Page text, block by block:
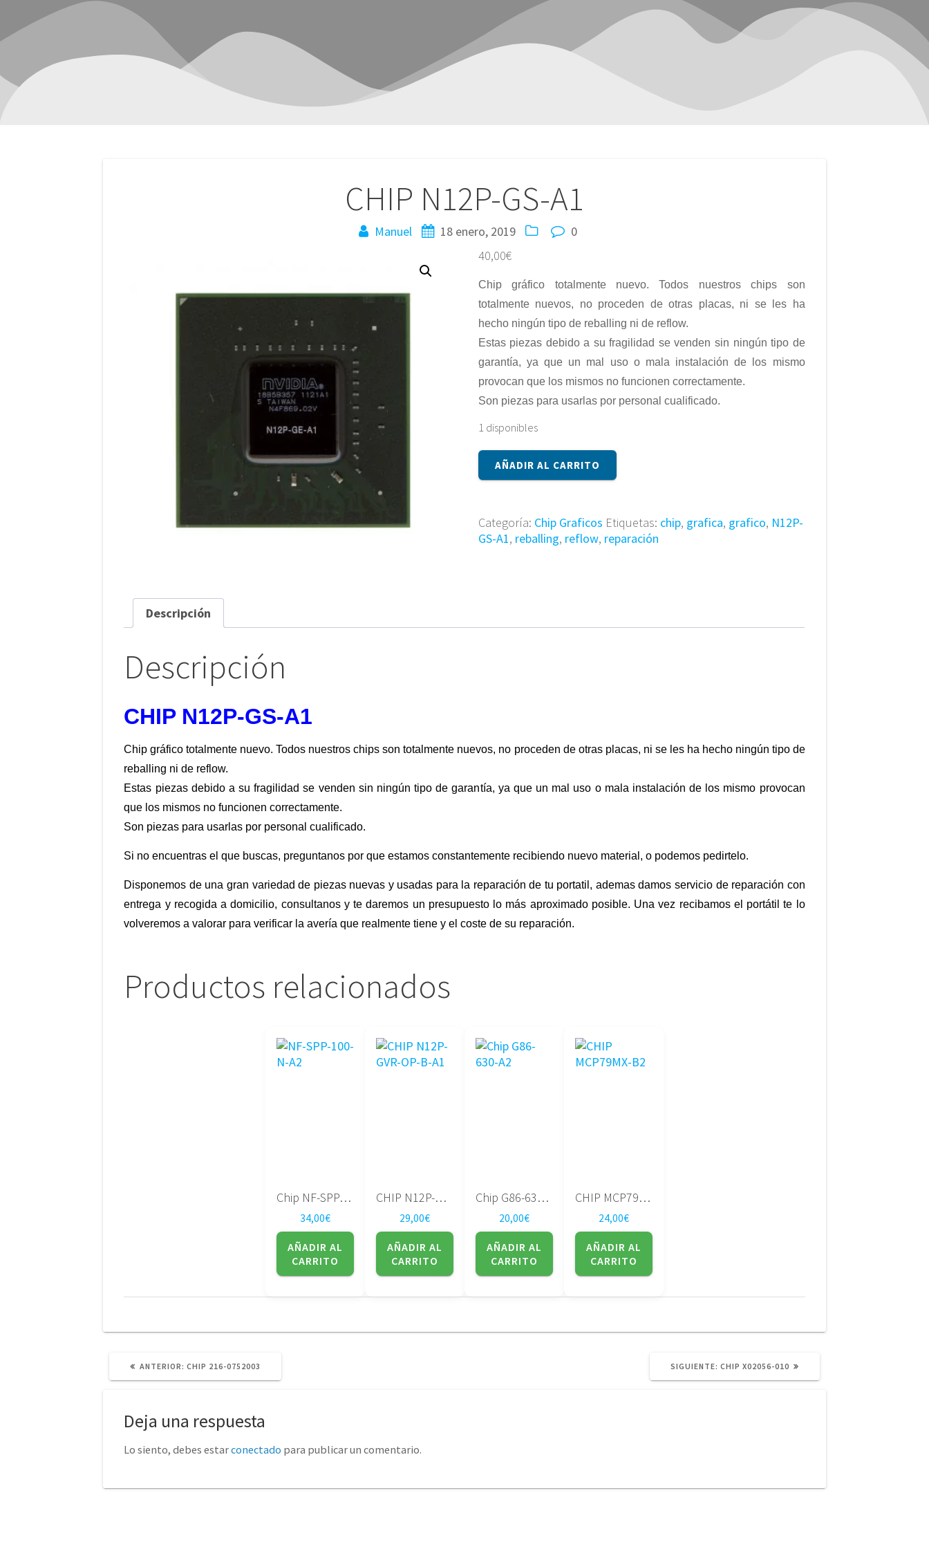
CHIP N12P-GS-A1
Manuel 18 enero, 2019
0
40,00€
Chip gráfico totalmente nuevo. Todos nuestros chips son
totalmente nuevos, no proceden de otras placas, ni se les ha
hecho ningún tipo de reballing ni de reflow.
Estas piezas debido a su fragilidad se venden sin ningún tipo de
garantía, ya que un mal uso o mala instalación de los mismo
provocan que los mismos no funcionen correctamente.
Son piezas para usarlas por personal cualificado.
1 disponibles
CHIP
N12P-
cantidad
AÑADIR AL CARRITO
Categoría: Chip Graficos Etiquetas: chip, grafica, grafico, N12P-
GS-A1, reballing, reflow, reparación
Descripción
Descripción
CHIP N12P-GS-A1
Chip gráfico totalmente nuevo. Todos nuestros chips son totalmente nuevos, no proceden de otras placas, ni se les ha hecho ningún tipo de
reballing ni de reflow.
Estas piezas debido a su fragilidad se venden sin ningún tipo de garantía, ya que un mal uso o mala instalación de los mismo provocan
que los mismos no funcionen correctamente.
Son piezas para usarlas por personal cualificado.
Si no encuentras el que buscas, preguntanos por que estamos constantemente recibiendo nuevo material, o podemos pedirtelo.
Disponemos de una gran variedad de piezas nuevas y usadas para la reparación de tu portatil, ademas damos servicio de reparación con
entrega y recogida a domicilio, consultanos y te daremos un presupuesto lo más aproximado posible. Una vez recibamos el portátil te lo
volveremos a valorar para verificar la avería que realmente tiene y el coste de su reparación.
Productos relacionados
Chip NF-SPP-100-N-A2
34,00€
AÑADIR AL
CARRITO
CHIP N12P-GVR-OP-B-A1
29,00€
AÑADIR AL
CARRITO
Chip G86-630-A2
20,00€
AÑADIR AL
CARRITO
CHIP MCP79MX-B2
24,00€
AÑADIR AL
CARRITO
ANTERIOR: POST
CHIP 216-0752003 SIGUIENTE: SIGUIENTE
CHIP X02056-010
Deja una respuesta
Lo siento, debes estarconectado para publicar un comentario.